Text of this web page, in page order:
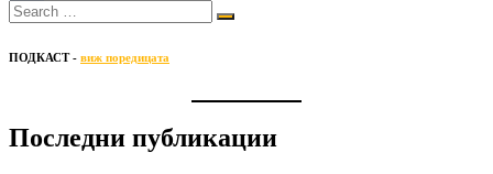
Share
ПОДКАСТ - виж поредицата
Последни публикации